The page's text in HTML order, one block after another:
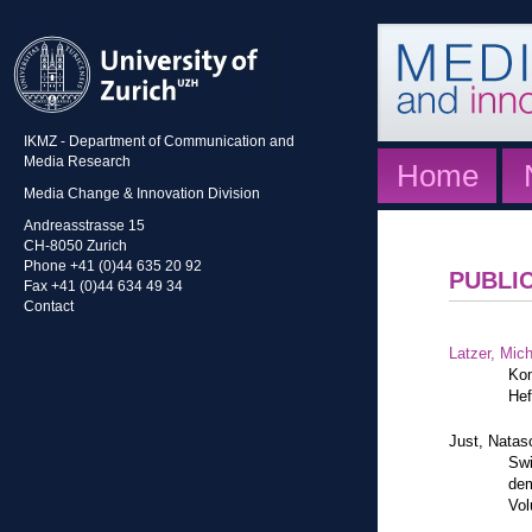
IKMZ - Department of Communication and
Media Research
Media Change & Innovation Division
Andreasstrasse 15
CH-8050 Zurich
Phone +41 (0)44 635 20 92
Fax +41 (0)44 634 49 34
Contact
Home
Latzer,
Just,